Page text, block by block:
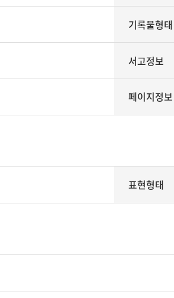
기록물형태
서고정보
페이지정보
표현형태